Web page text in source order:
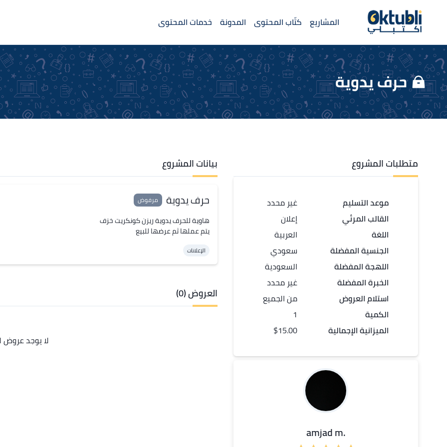
المشاريع كتّاب المحتوى المدونة خدمات المحتوى
حرف يدوية
متطلبات المشروع
موعد التسليم
القالب المرئي
اللغة
الجنسية المفضلة
اللهجة المفضلة
الخبرة المفضلة
استلام العروض
الكمية
الميزانية الإجمالية
غير محدد
إعلان
العربية
سعودي
السعودية
غير محدد
من الجميع
1
$15.00
.amjad m
بيانات المشروع
حرف يدوية مرفوض
يتم عملها ثم عرضها للبيع
الإعلانات
العروض (0)
لا يوجد عروض